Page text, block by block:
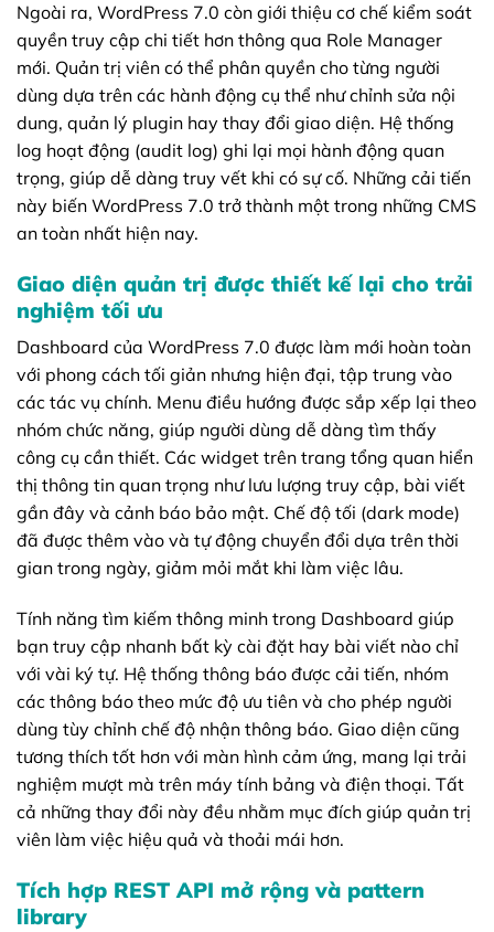
Ngoài ra, WordPress 7.0 còn giới thiệu cơ chế kiểm soát
quyền truy cập chi tiết hơn thông qua Role Manager
mới. Quản trị viên có thể phân quyền cho từng người
dùng dựa trên các hành động cụ thể như chỉnh sửa nội
dung, quản lý plugin hay thay đổi giao diện. Hệ thống
log hoạt động (audit log) ghi lại mọi hành động quan
trọng, giúp dễ dàng truy vết khi có sự cố. Những cải tiến
này biến WordPress 7.0 trở thành một trong những CMS
an toàn nhất hiện nay.
Giao diện quản trị được thiết kế lại cho trải
nghiệm tối ưu
Dashboard của WordPress 7.0 được làm mới hoàn toàn
với phong cách tối giản nhưng hiện đại, tập trung vào
các tác vụ chính. Menu điều hướng được sắp xếp lại theo
nhóm chức năng, giúp người dùng dễ dàng tìm thấy
công cụ cần thiết. Các widget trên trang tổng quan hiển
thị thông tin quan trọng như lưu lượng truy cập, bài viết
gần đây và cảnh báo bảo mật. Chế độ tối (dark mode)
đã được thêm vào và tự động chuyển đổi dựa trên thời
gian trong ngày, giảm mỏi mắt khi làm việc lâu.
Tính năng tìm kiếm thông minh trong Dashboard giúp
bạn truy cập nhanh bất kỳ cài đặt hay bài viết nào chỉ
với vài ký tự. Hệ thống thông báo được cải tiến, nhóm
các thông báo theo mức độ ưu tiên và cho phép người
dùng tùy chỉnh chế độ nhận thông báo. Giao diện cũng
tương thích tốt hơn với màn hình cảm ứng, mang lại trải
nghiệm mượt mà trên máy tính bảng và điện thoại. Tất
cả những thay đổi này đều nhằm mục đích giúp quản trị
viên làm việc hiệu quả và thoải mái hơn.
Tích hợp REST API mở rộng và pattern
library